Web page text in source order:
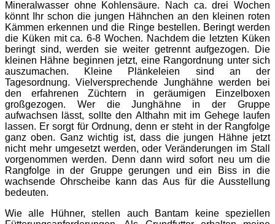
Mineralwasser ohne Kohlensäure. Nach ca. drei Wochen
könnt Ihr schon die jungen Hähnchen an den kleinen roten
Kämmen erkennen und die Ringe bestellen. Beringt werden
die Küken mit ca. 6-8 Wochen. Nachdem die letzten Küken
beringt sind, werden sie weiter getrennt aufgezogen. Die
kleinen Hähne beginnen jetzt, eine Rangordnung unter sich
auszumachen. Kleine Plänkeleien sind an der
Tagesordnung. Vielversprechende Junghähne werden bei
den erfahrenen Züchtern in geräumigen Einzelboxen
großgezogen. Wer die Junghähne in der Gruppe
aufwachsen lässt, sollte den Althahn mit im Gehege laufen
lassen. Er sorgt für Ordnung, denn er steht in der Rangfolge
ganz oben. Ganz wichtig ist, dass die jungen Hähne jetzt
nicht mehr umgesetzt werden, oder Veränderungen im Stall
vorgenommen werden. Denn dann wird sofort neu um die
Rangfolge in der Gruppe gerungen und ein Biss in die
wachsende Ohrscheibe kann das Aus für die Ausstellung
bedeuten.
Wie alle Hühner, stellen auch Bantam keine speziellen